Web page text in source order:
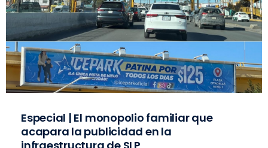
Especial | El monopolio familiar que
acapara la publicidad en la